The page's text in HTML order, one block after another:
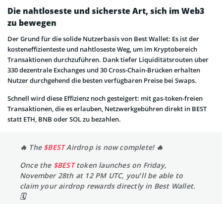
Die nahtloseste und sicherste Art, sich im Web3
zu bewegen
Der Grund für die solide Nutzerbasis von Best Wallet: Es ist der
kosteneffizienteste und nahtloseste Weg, um im Kryptobereich
Transaktionen durchzuführen. Dank tiefer Liquiditätsrouten über
330 dezentrale Exchanges und 30 Cross-Chain-Brücken erhalten
Nutzer durchgehend die besten verfügbaren Preise bei Swaps.
Schnell wird diese Effizienz noch gesteigert: mit gas-token-freien
Transaktionen, die es erlauben, Netzwerkgebühren direkt in BEST
statt ETH, BNB oder SOL zu bezahlen.
🔥 The $BESTAirdrop is now complete! 🔥
Once the $BESTtoken launches on Friday,
November 28th at 12 PM UTC, you’ll be able to
claim your airdrop rewards directly in Best Wallet.
🗓️